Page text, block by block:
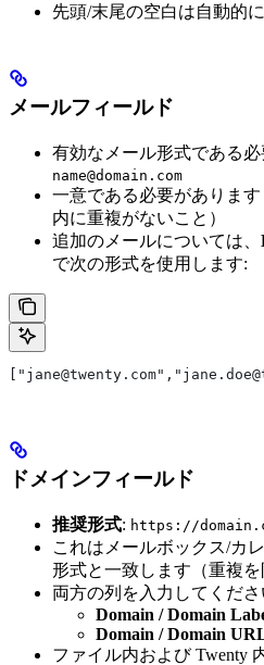
先頭/末尾の空白は自動的
メールフィールド
有効なメール形式である
name@domain.com
一意である必要がありま
内に重複がないこと）
追加のメールについては、
で次の形式を使用します:
ドメインフィールド
推奨形式: https://
これはメールボックス/カ
形式と一致します（重複を
両方の列を入力してくださ
Domain / Domain
Domain / Domain
ファイル内および Twenty